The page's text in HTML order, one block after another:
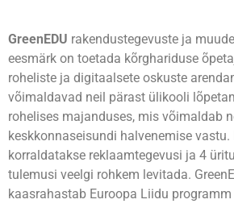
GreenEDU rakendustegevuste ja
eesmärk on toetada kõrghariduse
roheliste ja digitaalsete oskuste
võimaldavad neil pärast ülikooli
rohelises majanduses, mis võimaldab
keskkonnaseisundi halvenemise vastu.
korraldatakse reklaamtegevusi ja 4
tulemusi veelgi rohkem levitada.
kaasrahastab Euroopa Liidu programm